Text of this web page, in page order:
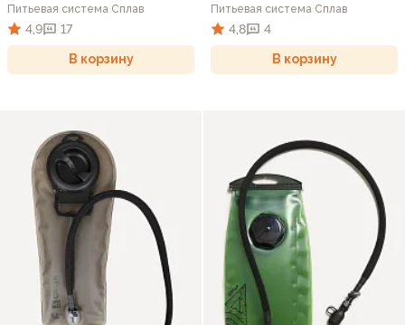
Питьевая система Сплав
4,9 17
В корзину
Питьевая система Сплав
4,8 4
В корзину